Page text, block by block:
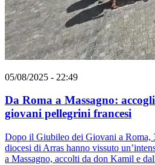
05/08/2025 - 22:49
Da Roma a Massagno:
giovani pellegrini francesi
Dopo il Giubileo dei Giovani a Roma,
diocesi di Arras hanno vissuto
a Massagno, accolti da don Kamil e